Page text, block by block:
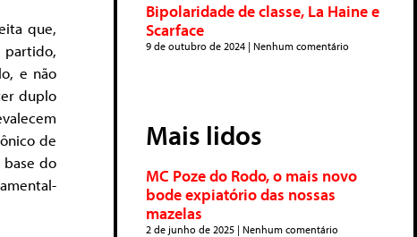
que,
partido,
e não
duplo
de
do
Bipolaridade de classe, La Haine e
Scarface
9 de outubro de 2024 Nenhum comentário
Mais lidos
MC Poze do Rodo, o mais novo
bode expiatório das nossas
mazelas
2 de junho de 2025 Nenhum comentário